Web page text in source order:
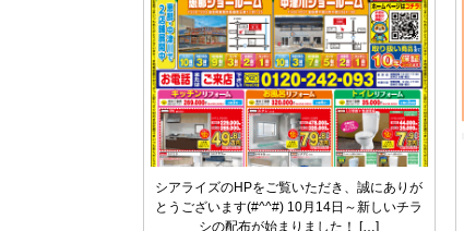
シアライズのHPをご覧いただき、誠にありが
とうございます(#^^#) 10月14日～新しいチラ
シの配布が始まりました！ […]